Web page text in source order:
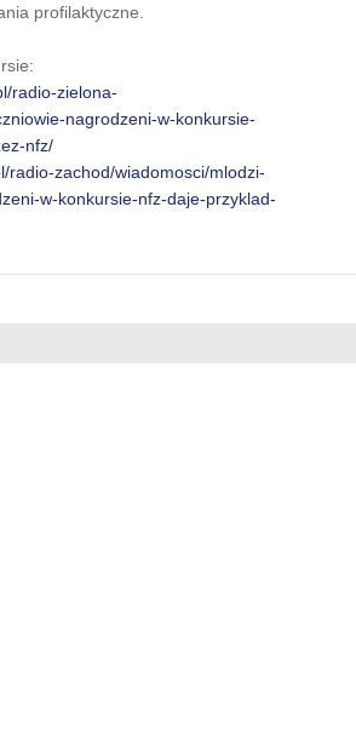
profilaktyczne.
radio-zielona-
nagrodzeni-w-konkursie-
nfz/
radio-zachod/wiadomosci/mlodzi-
w-konkursie-nfz-daje-przyklad-